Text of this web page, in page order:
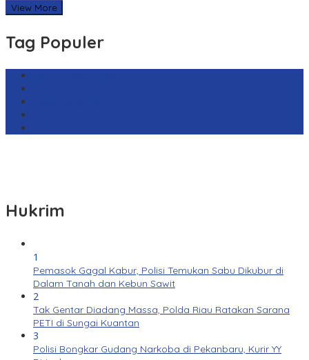
View More
Tag Populer
Hukrim
1
Pemasok Gagal Kabur, Polisi Temukan Sabu Dikubur di
Dalam Tanah dan Kebun Sawit
2
Tak Gentar Diadang Massa, Polda Riau Ratakan Sarana
PETI di Sungai Kuantan
3
Polisi Bongkar Gudang Narkoba di Pekanbaru, Kurir YY